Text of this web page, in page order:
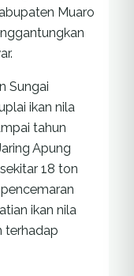
Muaro
Sungai
ikan nila
tahun
Apung
18 ton
ikan nila
terhadap